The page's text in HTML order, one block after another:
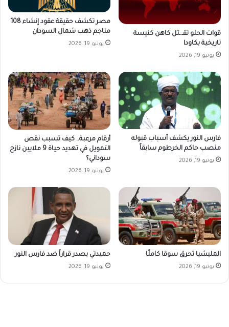
قوات الحلو تقـ.ـتل كاهن كنيسة
تاريخية بكاودا
يونيو 19, 2026
مصر تكشف حقيقة عقود إنشاء 108
مناجم ذهب شمال السودان
يونيو 19, 2026
فارس النور يكشف أسباب قبوله
منصب حاكم الخرطوم سابقاً
يونيو 19, 2026
أرقام مرعبة.. كيف تسبب نقص
التمويل في تهديد حياة 9 ملايين نازح
سوداني؟
يونيو 19, 2026
المليشيا تحرق سوقا كاملًا
يونيو 19, 2026
حميدتي يصدر قراراً ضد فارس النور
يونيو 19, 2026